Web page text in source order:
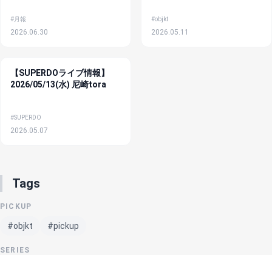
#月報
2026.06.30
#objkt
2026.05.11
【SUPERDOライブ情報】
2026/05/13(水) 尼崎tora
#SUPERDO
2026.05.07
Tags
PICKUP
#objkt #pickup
SERIES